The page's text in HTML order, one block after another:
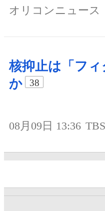
オリコンニュース
核抑止は「フィ
か
38
08月09日 13:36